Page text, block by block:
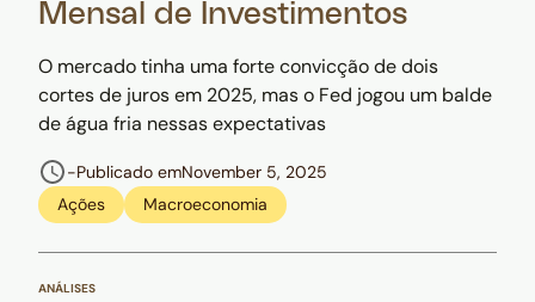
Mensal de Investimentos
O mercado tinha uma forte convicção de dois
cortes de juros em 2025, mas o Fed jogou um balde
de água fria nessas expectativas
-Publicado emNovember 5, 2025
Ações
Macroeconomia
ANÁLISES